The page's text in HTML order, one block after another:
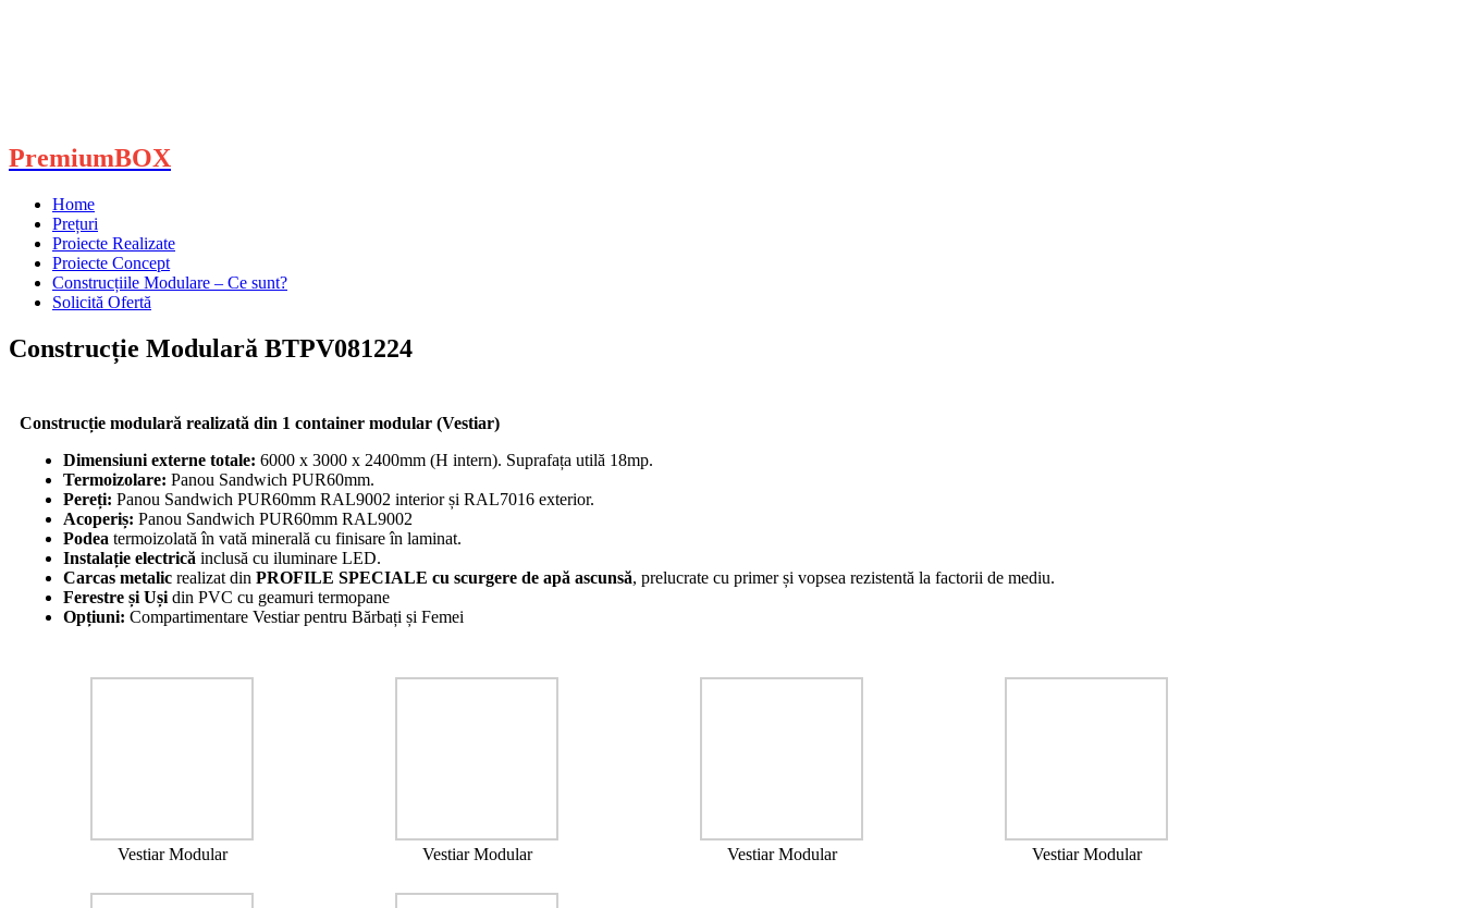
PremiumBOX
Home
Prețuri
Proiecte Realizate
Proiecte Concept
Construcțiile Modulare – Ce sunt?
Solicită Ofertă
Construcție Modulară BTPV081224
Construcție modulară realizată din 1 container modular (Vestiar)
Dimensiuni externe totale: 6000 x 3000 x 2400mm (H intern). Suprafața utilă 18mp.
Termoizolare: Panou Sandwich PUR60mm.
Pereți: Panou Sandwich PUR60mm RAL9002 interior și RAL7016 exterior.
Acoperiș: Panou Sandwich PUR60mm RAL9002
Podea termoizolată în vată minerală cu finisare în laminat.
Instalație electrică inclusă cu iluminare LED.
Carcas metalic realizat din PROFILE SPECIALE cu scurgere de apă ascunsă, prelucrate cu primer și vopsea rezistentă la factorii de mediu.
Ferestre și Uși din PVC cu geamuri termopane
Opțiuni: Compartimentare Vestiar pentru Bărbați și Femei
Vestiar Modular Vestiar Modular Vestiar Modular Vestiar Modular